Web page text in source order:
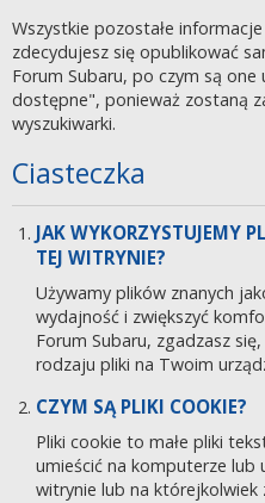
Wszystkie pozostałe
zdecydujesz się opublikować
Forum Subaru, po czym są one
dostępne", ponieważ zostaną
wyszukiwarki.
Ciasteczka
JAK WYKORZYSTUJEMY
TEJ WITRYNIE?
Używamy plików znanych
wydajność i zwiększyć
Forum Subaru, zgadzasz
rodzaju pliki na Twoim
CZYM SĄ PLIKI COOKIE?
Pliki cookie to małe pliki
umieścić na komputerze lub
witrynie lub na którejkolwiek